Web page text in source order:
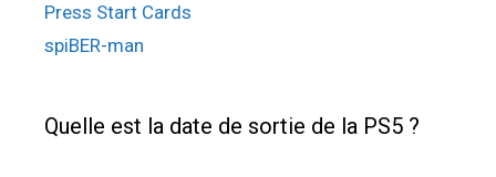
Press Start Cards
spiBER-man
Quelle est la date de sortie de la PS5 ?